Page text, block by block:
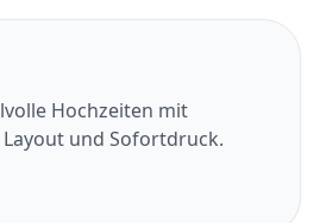
Hochzeiten mit
und Sofortdruck.